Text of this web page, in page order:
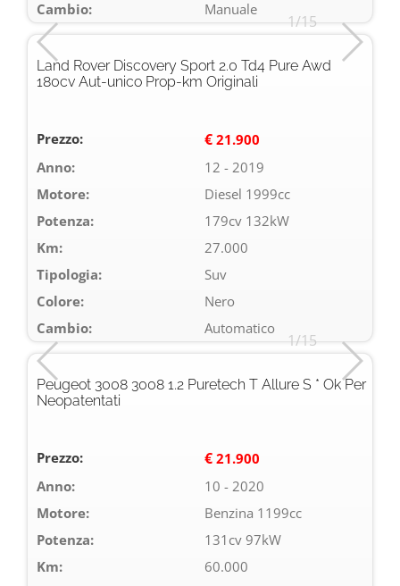
Cambio: Manuale
1/15
Land Rover Discovery Sport 2.0 Td4 Pure Awd
180cv Aut-unico Prop-km Originali
Prezzo: € 21.900
Anno:
12 - 2019
Motore:
Diesel 1999cc
Potenza:
179cv 132kW
Km:
27.000
Tipologia:
Suv
Colore:
Nero
Cambio:
Automatico
1/15
Peugeot 3008 3008 1.2 Puretech T Allure S * Ok Per
Neopatentati
Prezzo: € 21.900
Anno:
10 - 2020
Motore:
Benzina 1199cc
Potenza:
131cv 97kW
Km:
60.000